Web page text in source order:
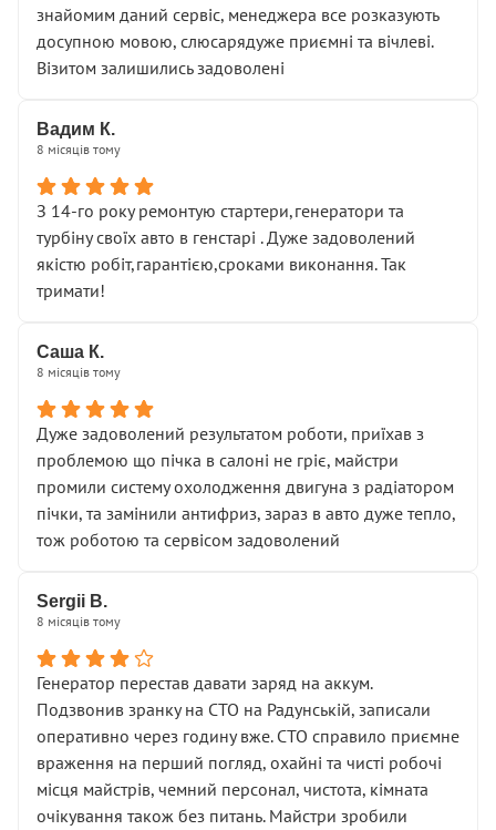
знайомим даний сервіс, менеджера все розказують
досупною мовою, слюсарядуже приємні та вічлеві.
Візитом залишились задоволені
Вадим К.
8 місяців тому
З 14-го року ремонтую стартери,генератори та
турбіну своїх авто в генстарі . Дуже задоволений
якістю робіт,гарантією,сроками виконання. Так
тримати!
Саша К.
8 місяців тому
Дуже задоволений результатом роботи, приїхав з
проблемою що пічка в салоні не гріє, майстри
промили систему охолодження двигуна з радіатором
пічки, та замінили антифриз, зараз в авто дуже тепло,
тож роботою та сервісом задоволений
Sergii B.
8 місяців тому
Генератор перестав давати заряд на аккум.
Подзвонив зранку на СТО на Радунській, записали
оперативно через годину вже. СТО справило приємне
враження на перший погляд, охайні та чисті робочі
місця майстрів, чемний персонал, чистота, кімната
очікування також без питань. Майстри зробили